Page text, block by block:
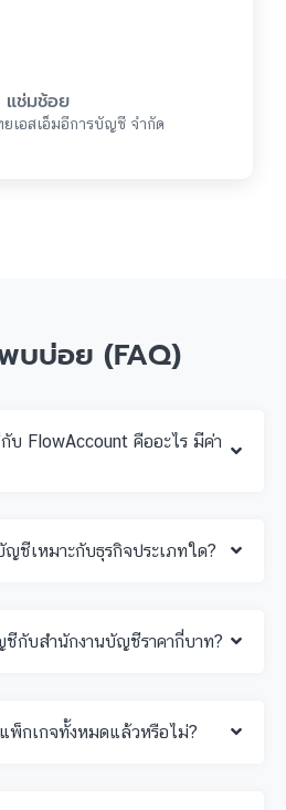
ช่มช้อย
เอสเอ็มอีการบัญชี จำกัด
บบ่อย (FAQ)
FlowAccount คืออะไร มีค่า
ชีเหมาะกับธุรกิจประเภทใด?
ชีกับสำนักงานบัญชีราคากี่บาท?
พ็กเกจทั้งหมดแล้วหรือไม่?